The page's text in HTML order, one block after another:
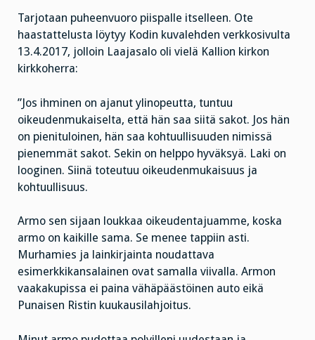
Tarjotaan puheenvuoro piispalle itselleen. Ote
haastattelusta löytyy Kodin kuvalehden verkkosivulta
13.4.2017, jolloin Laajasalo oli vielä Kallion kirkon
kirkkoherra:
”Jos ihminen on ajanut ylinopeutta, tuntuu
oikeudenmukaiselta, että hän saa siitä sakot. Jos hän
on pienituloinen, hän saa kohtuullisuuden nimissä
pienemmät sakot. Sekin on helppo hyväksyä. Laki on
looginen. Siinä toteutuu oikeudenmukaisuus ja
kohtuullisuus.
Armo sen sijaan loukkaa oikeudentajuamme, koska
armo on kaikille sama. Se menee tappiin asti.
Murhamies ja lainkirjainta noudattava
esimerkkikansalainen ovat samalla viivalla. Armon
vaakakupissa ei paina vähäpäästöinen auto eikä
Punaisen Ristin kuukausilahjoitus.